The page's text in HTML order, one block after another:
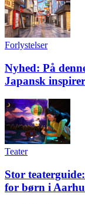
Forlystelser
Nyhed: På
Japansk
Teater
Stor
for børn i